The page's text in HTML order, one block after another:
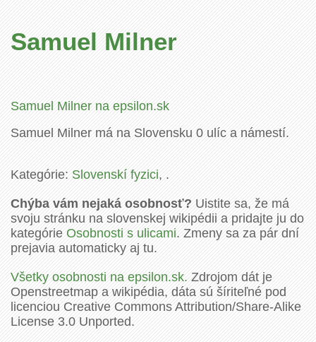
Samuel Milner
Samuel Milner na epsilon.sk
Samuel Milner má na Slovensku 0 ulíc a námestí.
Kategórie:Slovenskí fyzici, .
Chýba vám nejaká osobnosť?Uistite sa, že má
svoju stránku na slovenskej wikipédii a pridajte ju do
kategórieOsobnosti s ulicami. Zmeny sa za pár dní
prejavia automaticky aj tu.
Všetky osobnosti na epsilon.sk.Zdrojom dát je
Openstreetmap a wikipédia, dáta sú šíriteľné pod
licenciou Creative Commons Attribution/Share-Alike
License 3.0 Unported.